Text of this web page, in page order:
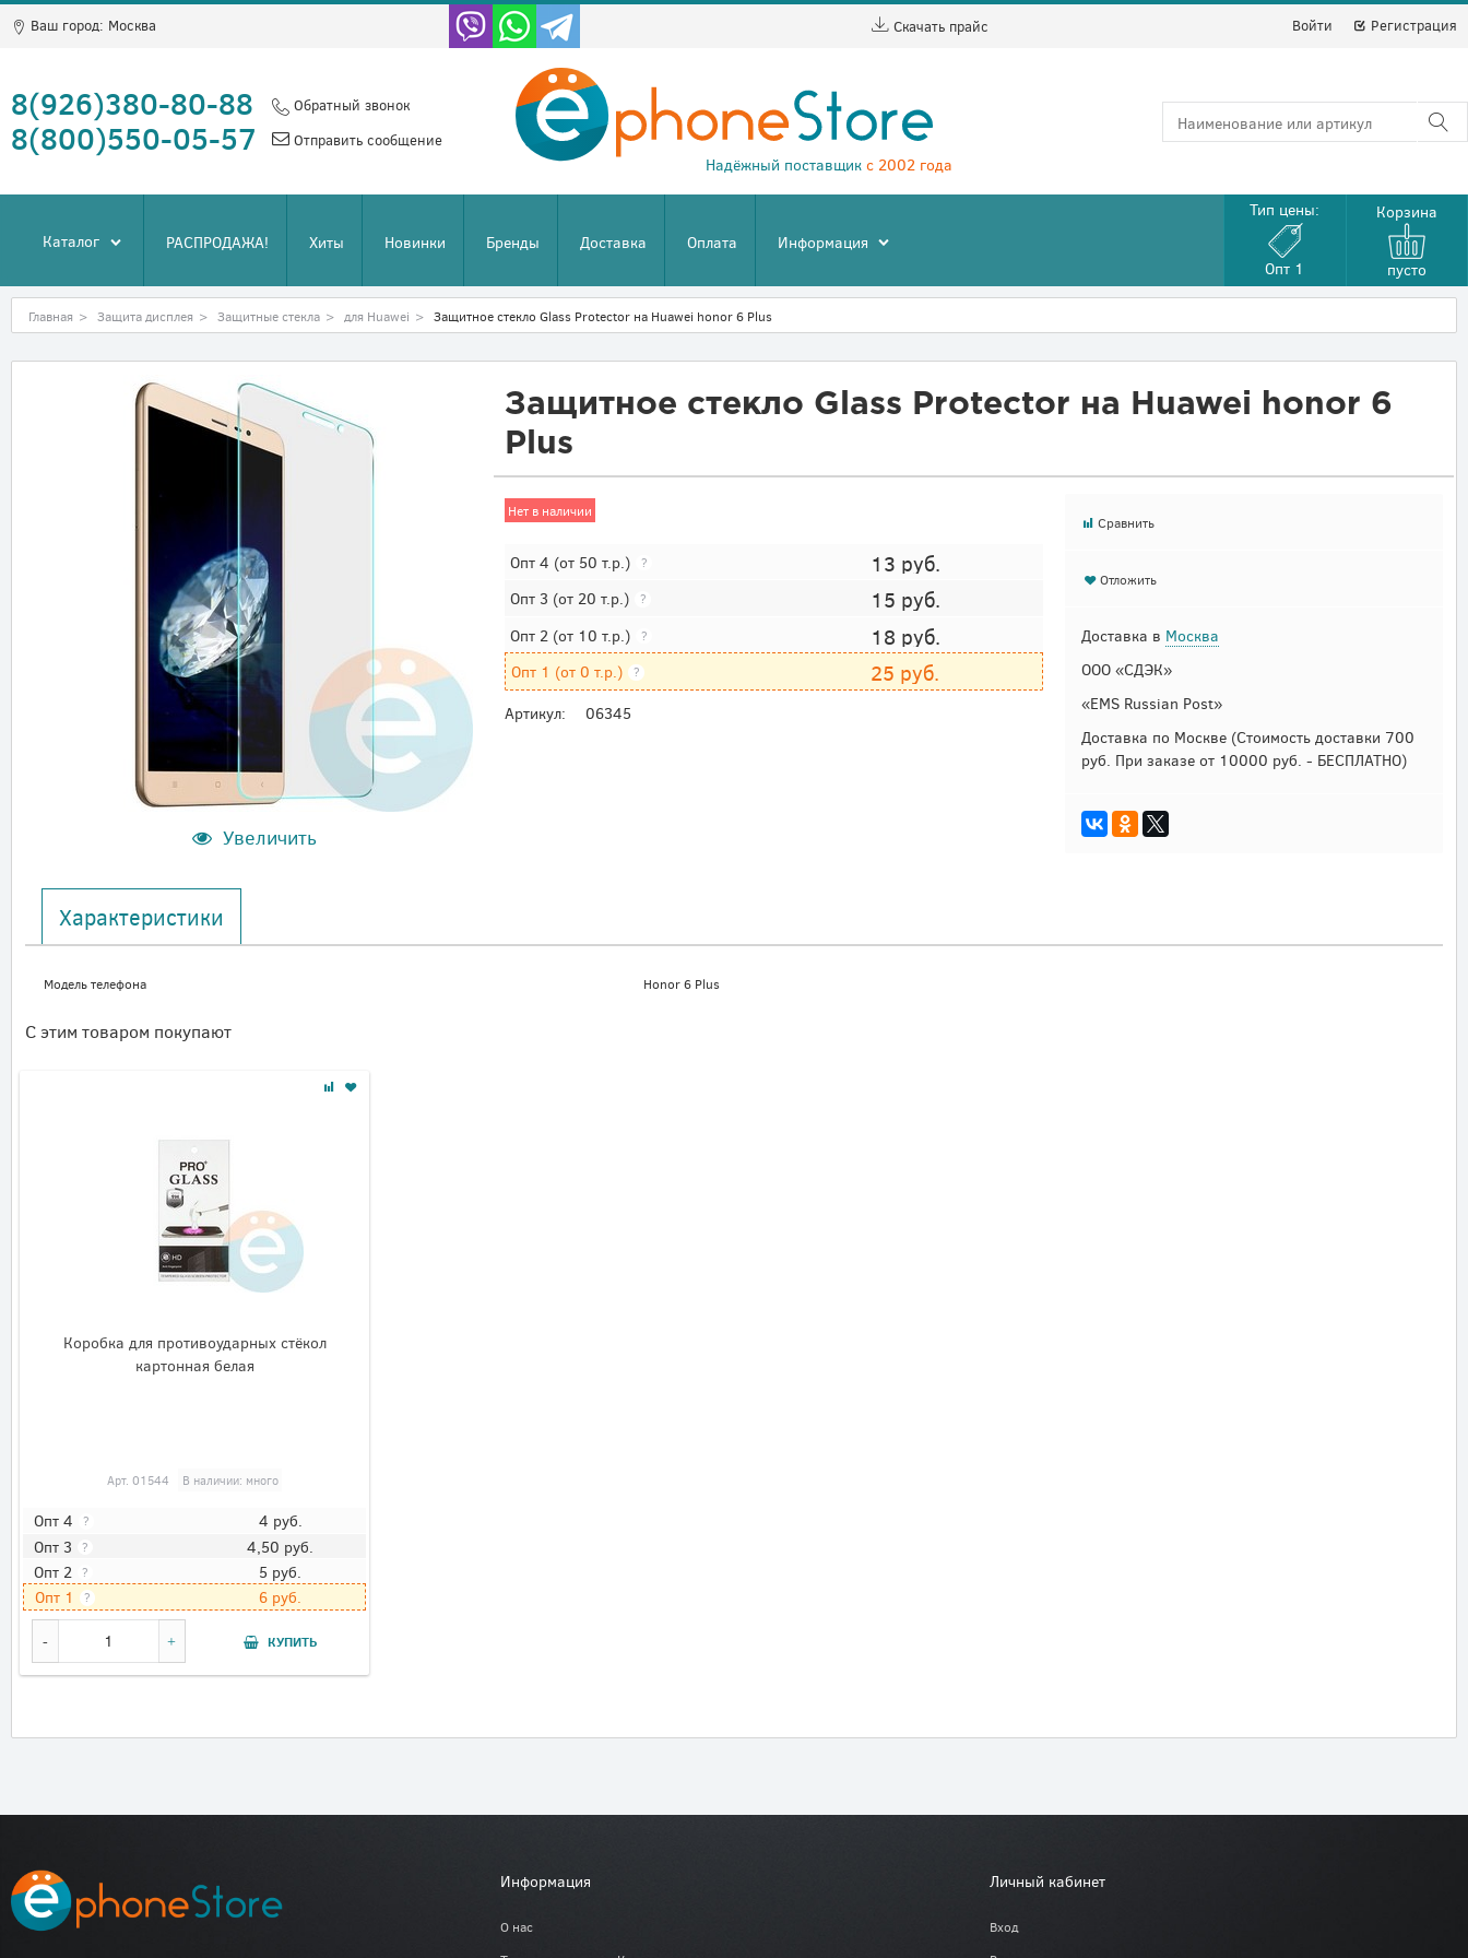
Ваш город: Москва Скачать прайс Войти Регистрация
8(926)380-80-88
8(800)550-05-57
Обратный звонок
Отправить сообщение
Надёжный поставщик с 2002 года
Каталог РАСПРОДАЖА! Хиты Новинки Бренды Доставка Оплата Информация
Тип цены:
Опт 1
Корзина
пусто
Главная > Защита дисплея > Защитные стекла > для Huawei > Защитное стекло Glass Protector на Huawei honor 6 Plus
Увеличить
Защитное стекло Glass Protector на Huawei honor 6
Plus
Нет в наличии
Опт 4 (от 50 т.р.) ? 13 руб.
Опт 3 (от 20 т.р.) ? 15 руб.
Опт 2 (от 10 т.р.) ? 18 руб.
Опт 1 (от 0 т.р.) ? 25 руб.
Артикул: 06345
Сравнить
Отложить
Доставка в Москва
ООО «СДЭК»
«EMS Russian Post»
Доставка по Москве (Стоимость доставки 700
руб. При заказе от 10000 руб. - БЕСПЛАТНО)
Характеристики
Модель телефона Honor 6 Plus
С этим товаром покупают
Коробка для противоударных стёкол
картонная белая
Арт.01544 В наличии: много
Опт 4 ? 4 руб.
Опт 3 ? 4,50 руб.
Опт 2 ? 5 руб.
Опт 1 ? 6 руб.
КУПИТЬ
Информация
О нас
Личный кабинет
Вход